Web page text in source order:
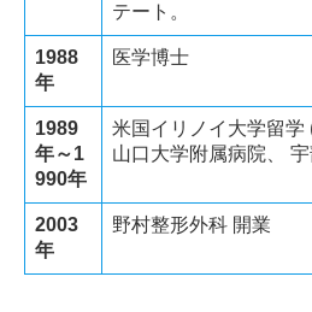
テート。
1988
年
医学博士
1989
年～1
990年
米国イリノイ大学留学
山口大学附属病院、
2003
年
野村整形外科 開業